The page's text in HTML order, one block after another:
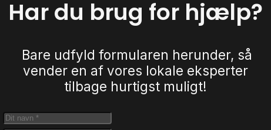
Har du brug for hjælp?
Bare udfyld formularen herunder, så
vender en af vores lokale eksperter
tilbage hurtigst muligt!